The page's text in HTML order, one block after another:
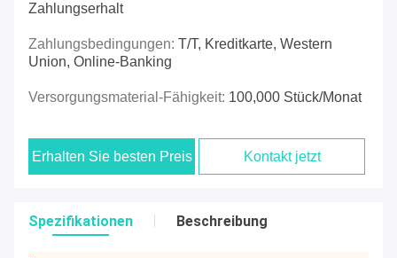
Zahlungserhalt
Zahlungsbedingungen: T/T, Kreditkarte, Western
Union, Online-Banking
Versorgungsmaterial-Fähigkeit: 100,000 Stück/Monat
Erhalten Sie besten Preis Kontakt jetzt
Spezifikationen Beschreibung